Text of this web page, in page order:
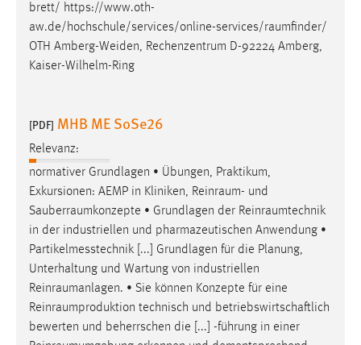
brett/ https://www.oth-
aw.de/hochschule/services/online-services/raumfinder/
OTH Amberg-Weiden, Rechenzentrum D-92224 Amberg,
Kaiser-Wilhelm-Ring
[PDF] MHB ME SoSe26
Relevanz:
normativer Grundlagen • Übungen, Praktikum,
Exkursionen: AEMP in Kliniken, Reinraum- und
Sauberraumkonzepte • Grundlagen der Reinraumtechnik
in der industriellen und pharmazeutischen Anwendung •
Partikelmesstechnik [...] Grundlagen für die Planung,
Unterhaltung und Wartung von industriellen
Reinraumanlagen. • Sie können Konzepte für eine
Reinraumproduktion technisch und betriebswirtschaftlich
bewerten und beherrschen die [...] -führung in einer